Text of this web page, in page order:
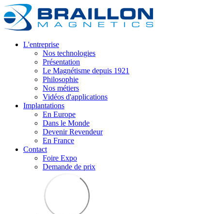
L'entreprise
Nos technologies
Présentation
Le Magnétisme depuis 1921
Philosophie
Nos métiers
Vidéos d'applications
Implantations
En Europe
Dans le Monde
Devenir Revendeur
En France
Contact
Foire Expo
Demande de prix